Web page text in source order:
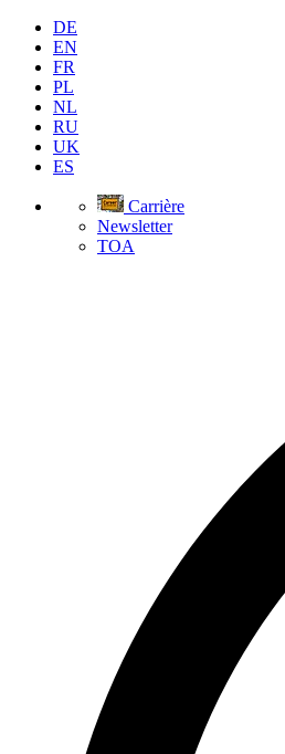
DE
EN
FR
PL
NL
RU
UK
ES
Carrière
Newsletter
TOA